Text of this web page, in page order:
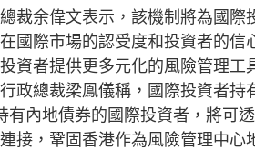
余偉文表示，該機制將為國際
國際市場的認受度和投資者的
資者提供更多元化的風險管理工
總裁梁鳳儀稱，國際投資者持
有內地債券的國際投資者，將可
接，鞏固香港作為風險管理中心